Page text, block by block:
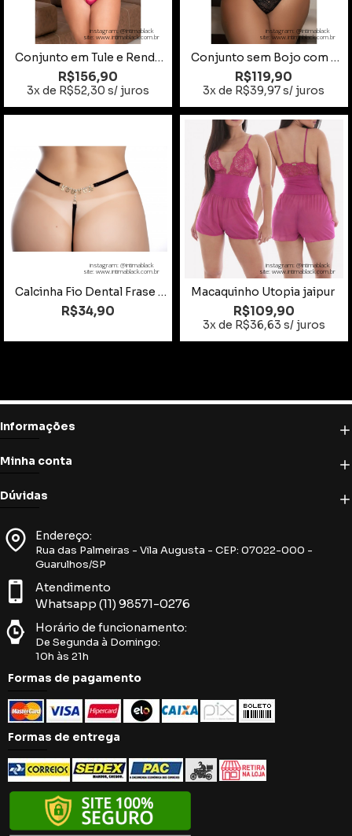
instagram: @intimablack
site: www.intimablack.com.br
Conjunto em Tule e Renda com Bojo Pink Tamanho 52
R$156,90
3x de R$52,30 s/ juros
instagram: @intimablack
site: www.intimablack.com.br
Conjunto sem Bojo com Elástico Preto com Pink Tamanho 48
R$119,90
3x de R$39,97 s/ juros
instagram: @intimablack
site: www.intimablack.com.br
Calcinha Fio Dental Frase Sou Sua com Strass
R$34,90
instagram: @intimablack
site: www.intimablack.com.br
Macaquinho Utopia jaipur
R$109,90
3x de R$36,63 s/ juros
Informações
Minha conta
Dúvidas
Endereço:
Rua das Palmeiras - Vila Augusta - CEP: 07022-000 -
Guarulhos/SP
Atendimento
Whatsapp (11) 98571-0276
Horário de funcionamento:
De Segunda à Domingo:
10h às 21h
Formas de pagamento
Formas de entrega